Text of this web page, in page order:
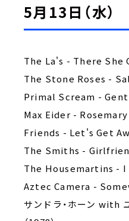
5月13日（水）
The La's - There She
The Stone Roses -
Primal Scream -
Max Eider -
Friends - Let's Get
The Smiths -
The Housemartins -
Aztec Camera -
サンドラ・ホーン with